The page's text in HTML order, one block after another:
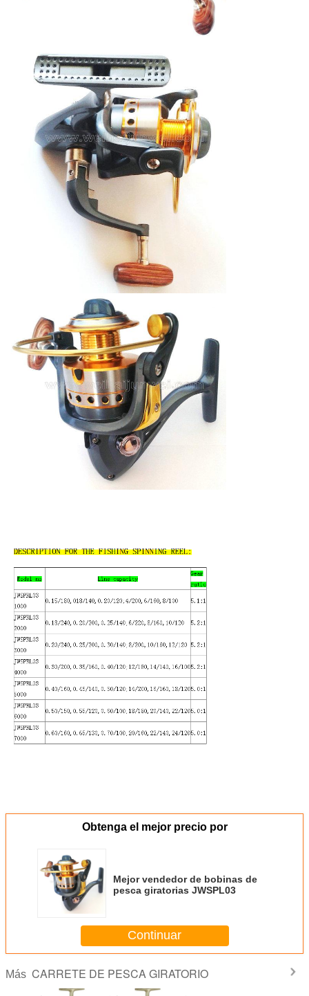
Obtenga el mejor precio por
Mejor vendedor de bobinas de
pesca giratorias JWSPL03
Continuar
Más CARRETE DE PESCA GIRATORIO